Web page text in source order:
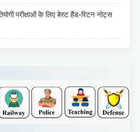
परीक्षाओं के लिए बेस्ट हैंड-रिटन नोट्स